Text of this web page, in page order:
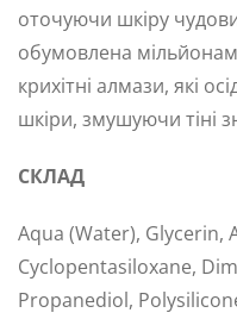
оточуючи шкіру
обумовлена
крихітні алмази, які
шкіри, змушуючи тіні
СКЛАД
Aqua (Water), Glycerin,
Cyclopentasiloxane,
Propanediol,